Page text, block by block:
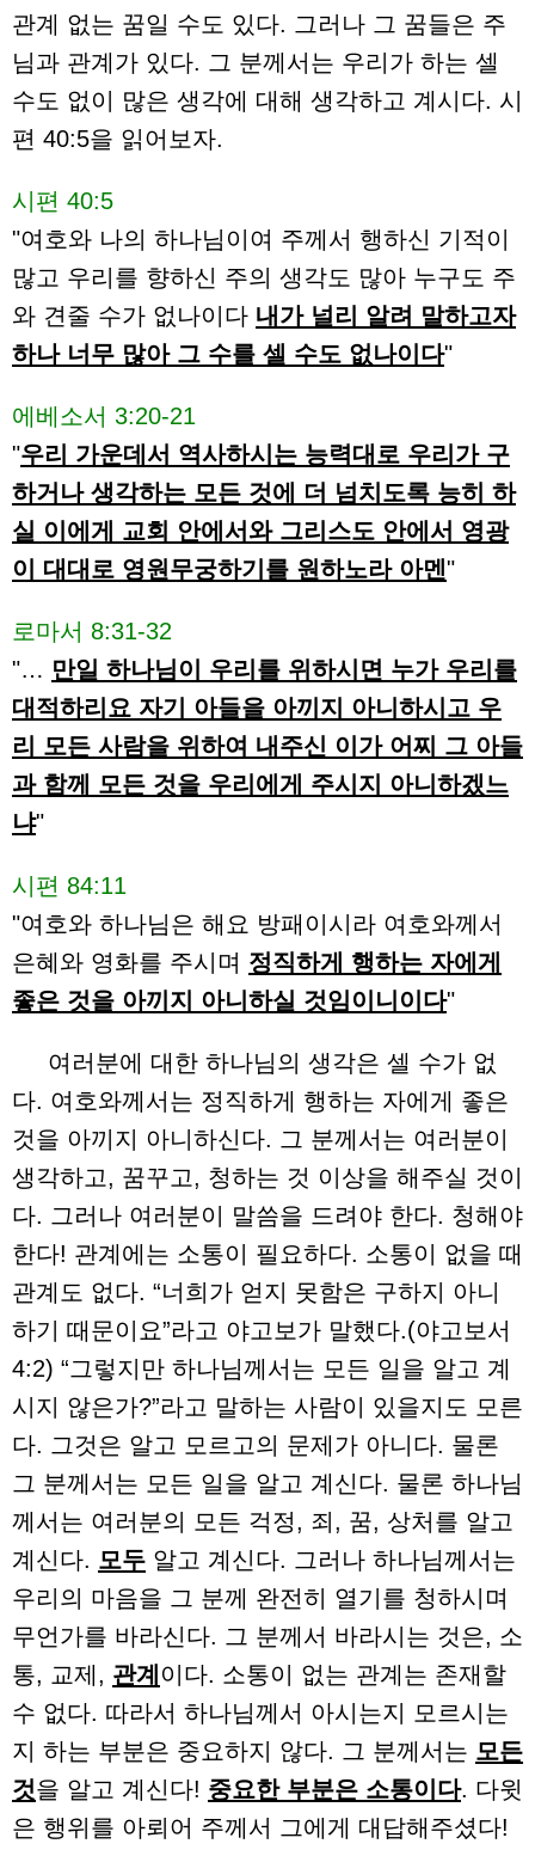
관계 없는 꿈일 수도 있다. 그러나 그 꿈들은 주
님과 관계가 있다. 그 분께서는 우리가 하는 셀
수도 없이 많은 생각에 대해 생각하고 계시다. 시
편 40:5을 읽어보자.
시편 40:5
"여호와 나의 하나님이여 주께서 행하신 기적이
많고 우리를 향하신 주의 생각도 많아 누구도 주
와 견줄 수가 없나이다 내가 널리 알려 말하고자
하나 너무 많아 그 수를 셀 수도 없나이다"
에베소서 3:20-21
"우리 가운데서 역사하시는 능력대로 우리가 구
하거나 생각하는 모든 것에 더 넘치도록 능히 하
실 이에게 교회 안에서와 그리스도 안에서 영광
이 대대로 영원무궁하기를 원하노라 아멘 "
로마서 8:31-32
"… 만일 하나님이 우리를 위하시면 누가 우리를
대적하리요 자기 아들을 아끼지 아니하시고 우
리 모든 사람을 위하여 내주신 이가 어찌 그 아들
과 함께 모든 것을 우리에게 주시지 아니하겠느
냐"
시편 84:11
"여호와 하나님은 해요 방패이시라 여호와께서
은혜와 영화를 주시며 정직하게 행하는 자에게
좋은 것을 아끼지 아니하실 것임이니이다"
여러분에 대한 하나님의 생각은 셀 수가 없
다. 여호와께서는 정직하게 행하는 자에게 좋은
것을 아끼지 아니하신다. 그 분께서는 여러분이
생각하고, 꿈꾸고, 청하는 것 이상을 해주실 것이
다. 그러나 여러분이 말씀을 드려야 한다. 청해야
한다! 관계에는 소통이 필요하다. 소통이 없을 때
관계도 없다. “너희가 얻지 못함은 구하지 아니
하기 때문이요”라고 야고보가 말했다.(야고보서
4:2) “그렇지만 하나님께서는 모든 일을 알고 계
시지 않은가?”라고 말하는 사람이 있을지도 모른
다. 그것은 알고 모르고의 문제가 아니다. 물론
그 분께서는 모든 일을 알고 계신다. 물론 하나님
께서는 여러분의 모든 걱정, 죄, 꿈, 상처를 알고
계신다. 모두 알고 계신다. 그러나 하나님께서는
우리의 마음을 그 분께 완전히 열기를 청하시며
무언가를 바라신다. 그 분께서 바라시는 것은, 소
통, 교제, 관계 이다. 소통이 없는 관계는 존재할
수 없다. 따라서 하나님께서 아시는지 모르시는
지 하는 부분은 중요하지 않다. 그 분께서는 모든
것을 알고 계신다! 중요한 부분은 소통이다. 다윗
은 행위를 아뢰어 주께서 그에게 대답해주셨다!